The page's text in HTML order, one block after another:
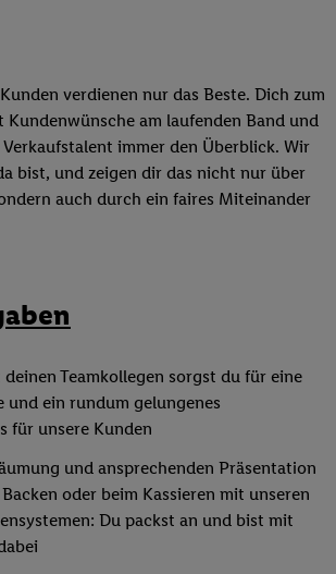
verdienen nur das Beste. Dich zum
Kundenwünsche am laufenden Band und
immer den Überblick. Wir
bist, und zeigen dir das nicht nur über
auch durch ein faires Miteinander
deinen Teamkollegen sorgst du für eine
und ein rundum gelungenes
für unsere Kunden
und ansprechenden Präsentation
oder beim Kassieren mit unseren
Du packst an und bist mit